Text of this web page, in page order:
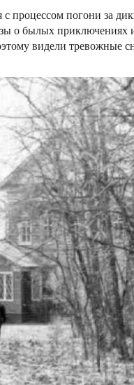
процессом погони за
о былых
видели тревожные